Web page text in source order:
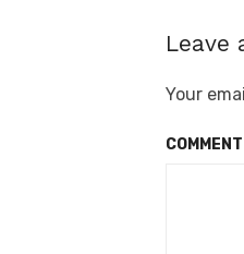
Leave
Your
COMMENT